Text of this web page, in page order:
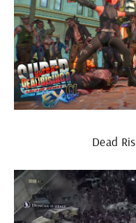
Dead